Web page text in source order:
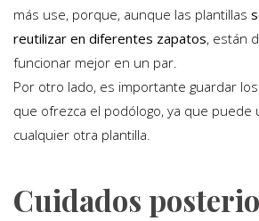
más use, porque, aunque las plantillas
reutilizar en diferentes zapatos, están
funcionar mejor en un par.
Por otro lado, es importante guardar
que ofrezca el podólogo, ya que
cualquier otra plantilla.
Cuidados